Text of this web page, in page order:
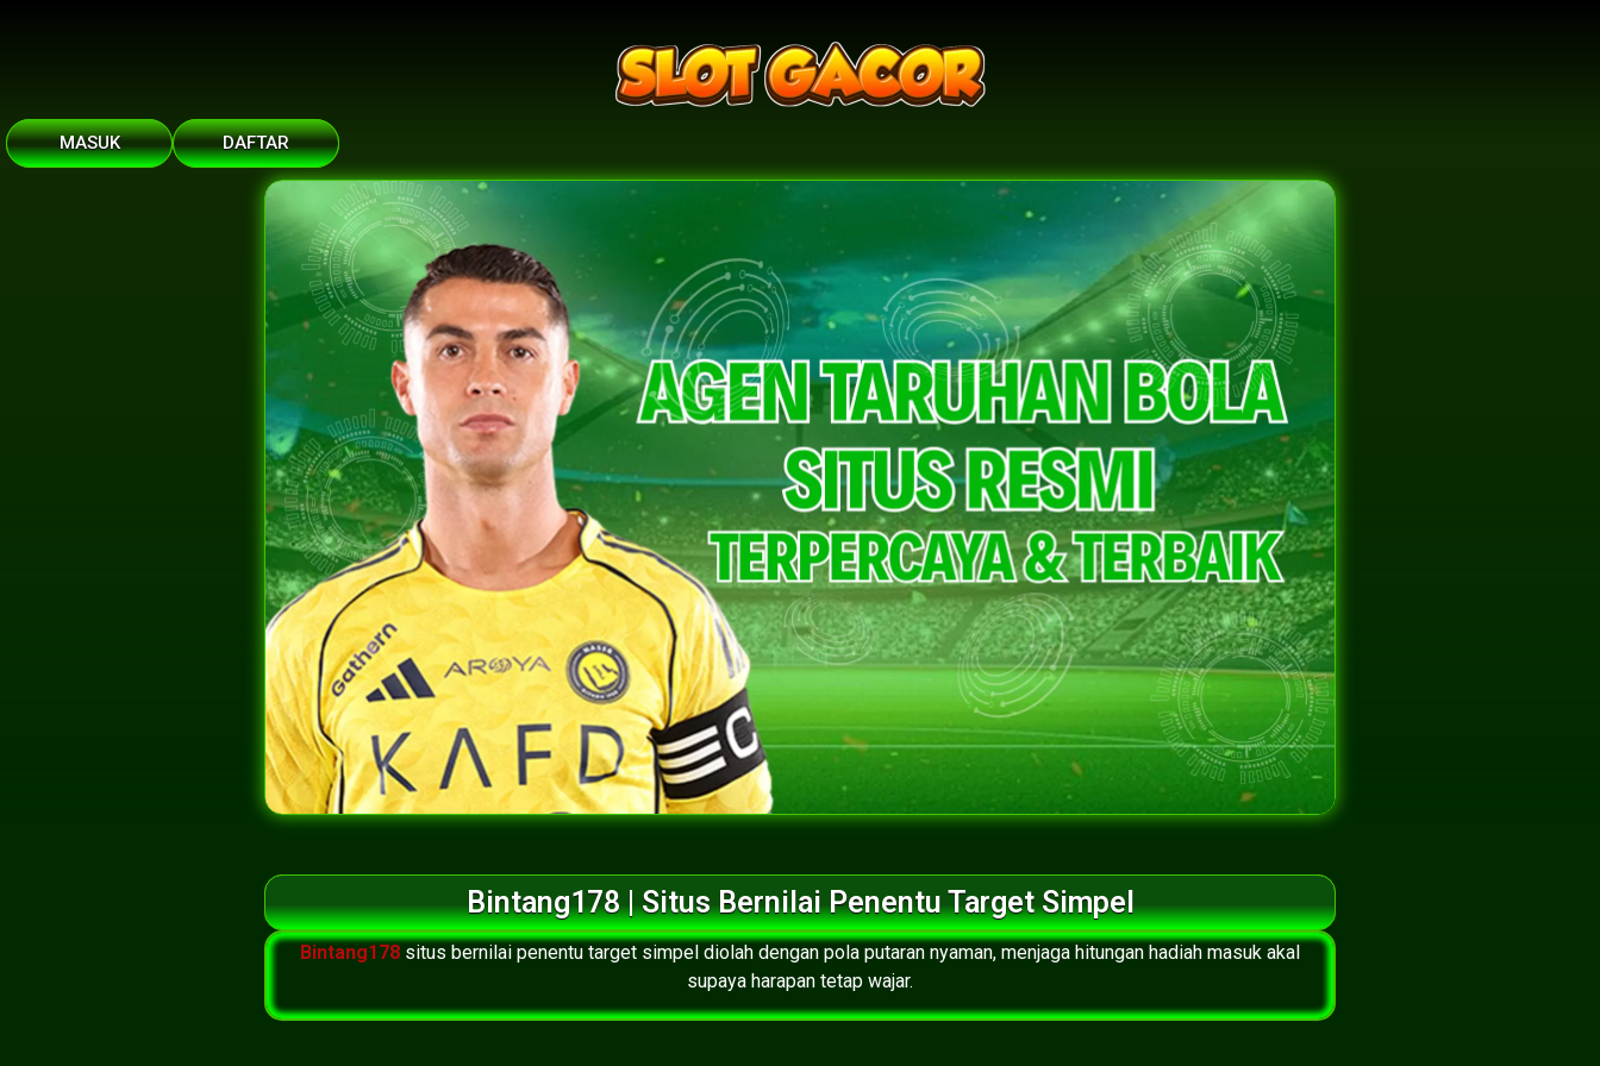
MASUK DAFTAR
Bintang178 | Situs Bernilai Penentu Target Simpel
Bintang178 situs bernilai penentu target simpel diolah dengan pola putaran nyaman, menjaga hitungan hadiah masuk akal
supaya harapan tetap wajar.